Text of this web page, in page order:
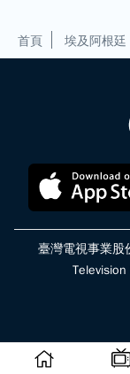
首頁 埃及阿根廷
臺灣電視事業股
Television